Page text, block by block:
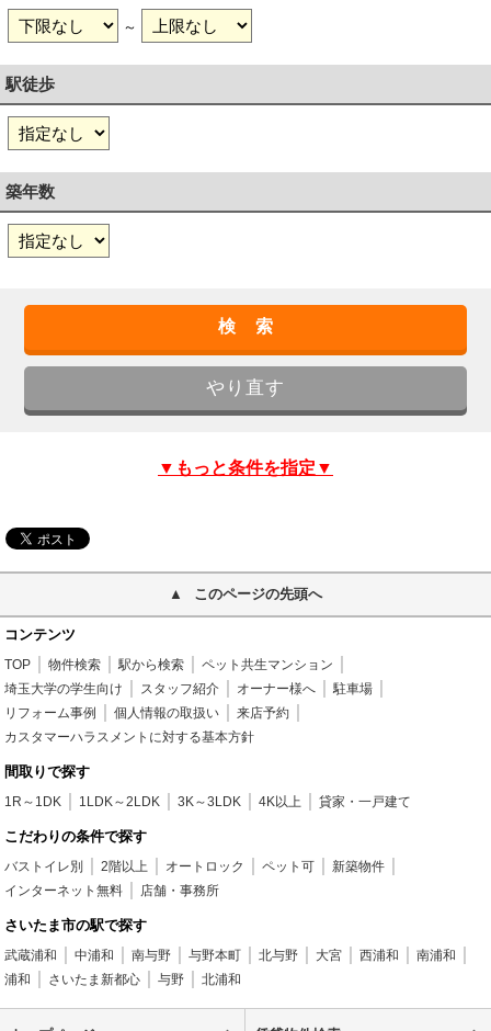
～
駅徒歩
築年数
▼もっと条件を指定▼
このページの先頭へ
コンテンツ
TOP 物件検索 駅から検索
ペット共生マンション
埼玉大学の学生向け
スタッフ紹介 オーナー様へ
駐車場
リフォーム事例
個人情報の取扱い
来店予約
カスタマーハラスメントに対する基本方針
間取りで探す
1R～1DK 1LDK～2LDK 3K～3LDK 4K以上 貸家・一戸建て
こだわりの条件で探す
バストイレ別 2階以上 オートロック ペット可
新築物件
インターネット無料
店舗・事務所
さいたま市の駅で探す
武蔵浦和 中浦和 南与野 与野本町 北与野 大宮 西浦和
南浦和
浦和
さいたま新都心 与野 北浦和